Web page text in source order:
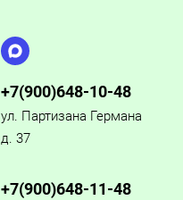
+7(900)648-10-48
ул. Партизана Германа
д. 37
+7(900)648-11-48